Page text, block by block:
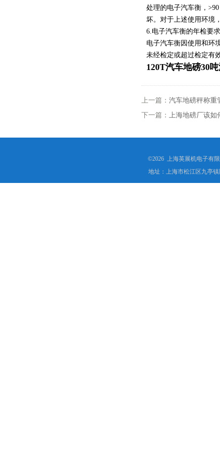
处理的电子汽车衡，
坏。对于上述使用环境
6.电子汽车衡的年检要求
电子汽车衡因使用和环
未经检定或超过检定有
120T汽车地磅30
上一篇： 汽车地磅秤称重
下一篇： 上海地磅厂该如
©2026 上海英展机电子有
地址：上海市松江区九亭镇